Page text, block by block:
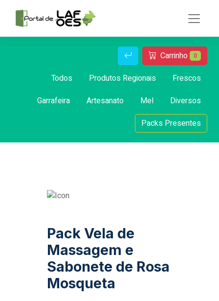
Carrinho 0
Todos Produtos Regionais
Frescos
Garrafeira
Artesanato Mel
Diversos
Packs Presentes
Pack Vela de
Massagem e
Sabonete de Rosa
Mosqueta